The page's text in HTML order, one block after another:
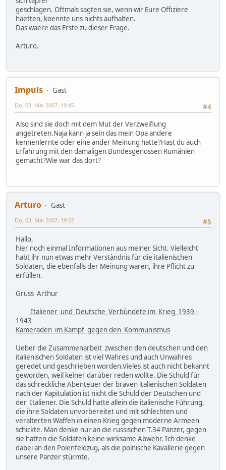
geschlagen. Oftmals sagten sie, wenn wir Eure Offiziere
haetten, koennte uns nichts aufhalten.
Das waere das Erste zu dieser Frage.
Arturo.
Impuls
Gast
#4
Do, 03. Mai 2007, 19:45
Also sind sie doch mit dem Mut der Verzweiflung
angetreten.Naja kann ja sein das mein Opa andere
kennenlernte oder eine ander Meinung hatte?Hast du auch
Erfahrung mit den damaligen Bundesgenossen Rumänien
gemacht?Wie war das dort?
Arturo
Gast
#5
Do, 03. Mai 2007, 19:52
Hallo,
hier noch einmal Informationen aus meiner Sicht. Vielleicht
habt ihr nun etwas mehr Verstàndnis fùr die italienischen
Soldaten, die ebenfalls der Meinung waren, ihre Pflicht zu
erfùllen.
Gruss Arthur
Italiener und Deutsche Verbùndete im Krieg 1939 -
1943
Kameraden im Kampf gegen den Kommunismus
Ueber die Zusammenarbeit zwischen den deutschen und den
italienischen Soldaten ist viel Wahres und auch Unwahres
geredet und geschrieben worden.Vieles ist auch nicht bekannt
geworden, weil keiner darùber reden wollte. Die Schuld fùr
das schreckliche Abenteuer der braven italienischen Soldaten
nach der Kapitulation ist nicht die Schuld der Deutschen und
der Italiener. Die Schuld hatte allein die italienische Fùhrung,
die ihre Soldaten unvorbereitet und mit schlechten und
veralterten Waffen in einen Krieg gegen moderne Armeen
schickte. Man denke nur an die russischen T.34 Panzer, gegen
sie hatten die Soldaten keine wirksame Abwehr. Ich denke
dabei an den Polenfeldzug, als die polnische Kavallerie gegen
unsere Panzer stùrmte.